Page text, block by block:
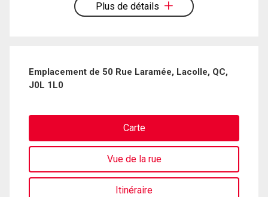
Plus de détails
Emplacement de 50 Rue Laramée, Lacolle, QC,
J0L 1L0
Carte
Vue de la rue
Itinéraire